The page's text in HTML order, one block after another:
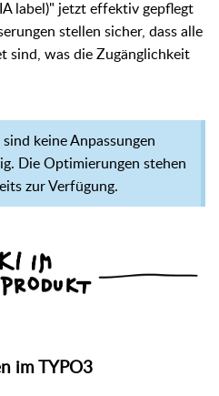
label)" jetzt effektiv gepflegt
stellen sicher, dass alle
sind, was die Zugänglichkeit
keine Anpassungen
Die Optimierungen stehen
zur Verfügung.
im TYPO3